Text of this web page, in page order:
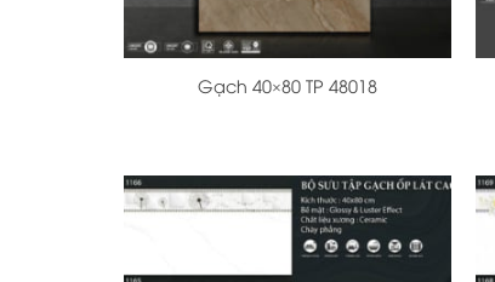
Gạch 40×80 TP 48018